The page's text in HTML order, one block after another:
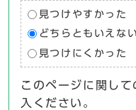
見つけやすかった
どちらともいえない
見つけにくかった
このページに関し
入ください。